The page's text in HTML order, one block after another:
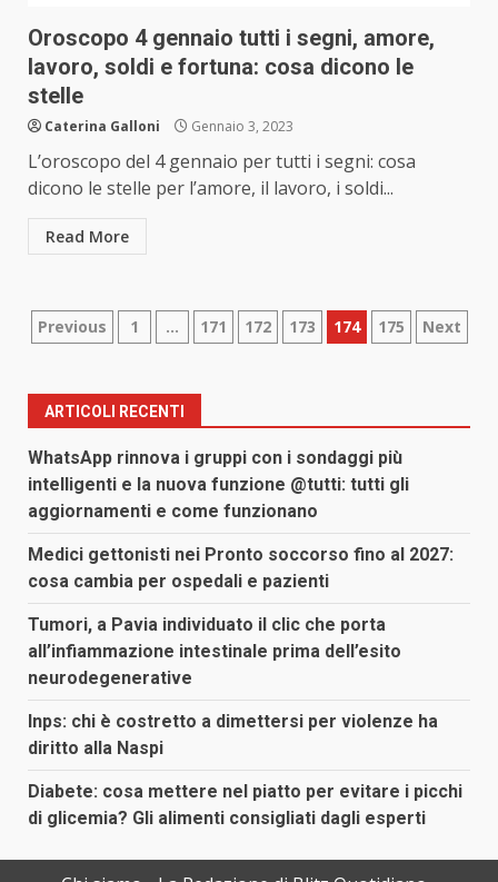
Oroscopo 4 gennaio tutti i segni, amore,
lavoro, soldi e fortuna: cosa dicono le
stelle
Caterina Galloni Gennaio 3, 2023
L’oroscopo del 4 gennaio per tutti i segni: cosa
dicono le stelle per l’amore, il lavoro, i soldi...
Read More
Paginazione
articoli
Previous 1 … 171 172 173 174 175 Next
ARTICOLI RECENTI
WhatsApp rinnova i gruppi con i sondaggi più
intelligenti e la nuova funzione @tutti: tutti gli
aggiornamenti e come funzionano
Medici gettonisti nei Pronto soccorso fino al 2027:
cosa cambia per ospedali e pazienti
Tumori, a Pavia individuato il clic che porta
all’infiammazione intestinale prima dell’esito
neurodegenerative
Inps: chi è costretto a dimettersi per violenze ha
diritto alla Naspi
Diabete: cosa mettere nel piatto per evitare i picchi
di glicemia? Gli alimenti consigliati dagli esperti